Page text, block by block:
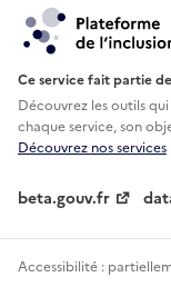
Ce service fait partie
Découvrez les outils
chaque service, son
Découvrez nos services
beta.gouv.fr
Accessibilité :